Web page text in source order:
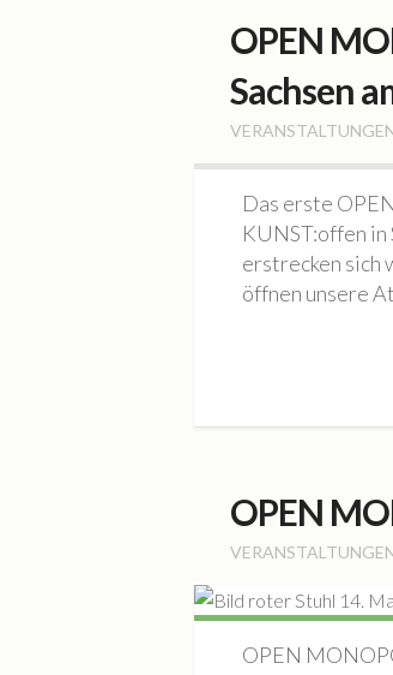
OPEN
Sachsen
Das erste
KUNST:offen
erstrecken sich
öffnen unsere
OPEN
OPEN